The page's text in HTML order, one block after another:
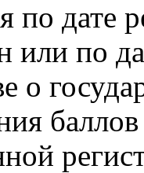
по дате
или по
о